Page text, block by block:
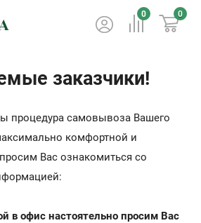
0 0
заказчики!
процедура самовывоза Вашего
комфортной и
Вас ознакомиться со
в офис настоятельно просим Вас